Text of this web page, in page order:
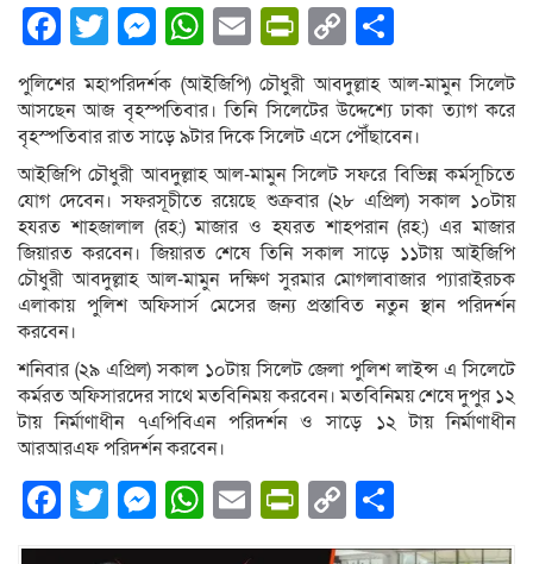
Facebook
Twitter
Messenger
WhatsApp
EmailPrintFriendly
Copy
Link
পুলিশের মহাপরিদর্শক (আইজিপি) চৌধুরী আবদুল্লাহ আল-মামুন সিলেট
আসছেন আজ বৃহস্পতিবার। তিনি সিলেটের উদ্দেশ্যে ঢাকা ত্যাগ করে
বৃহস্পতিবার রাত সাড়ে ৯টার দিকে সিলেট এসে পৌঁছাবেন।
আইজিপি চৌধুরী আবদুল্লাহ আল-মামুন সিলেট সফরে বিভিন্ন কর্মসূচিতে
যোগ দেবেন। সফরসূচীতে রয়েছে শুক্রবার (২৮ এপ্রিল) সকাল ১০টায়
হযরত শাহজালাল (রহ:) মাজার ও হযরত শাহপরান (রহ:) এর মাজার
জিয়ারত করবেন। জিয়ারত শেষে তিনি সকাল সাড়ে ১১টায় আইজিপি
চৌধুরী আবদুল্লাহ আল-মামুন দক্ষিণ সুরমার মোগলাবাজার প্যারাইরচক
এলাকায় পুলিশ অফিসার্স মেসের জন্য প্রস্তাবিত নতুন স্থান পরিদর্শন
করবেন।
শনিবার (২৯ এপ্রিল) সকাল ১০টায় সিলেট জেলা পুলিশ লাইন্স এ সিলেটে
কর্মরত অফিসারদের সাথে মতবিনিময় করবেন। মতবিনিময় শেষে দুপুর ১২
টায় নির্মাণাধীন ৭এপিবিএন পরিদর্শন ও সাড়ে ১২ টায় নির্মাণাধীন
আরআরএফ পরিদর্শন করবেন।
Facebook
Twitter
Messenger
WhatsApp
EmailPrintFriendly
Copy
Link